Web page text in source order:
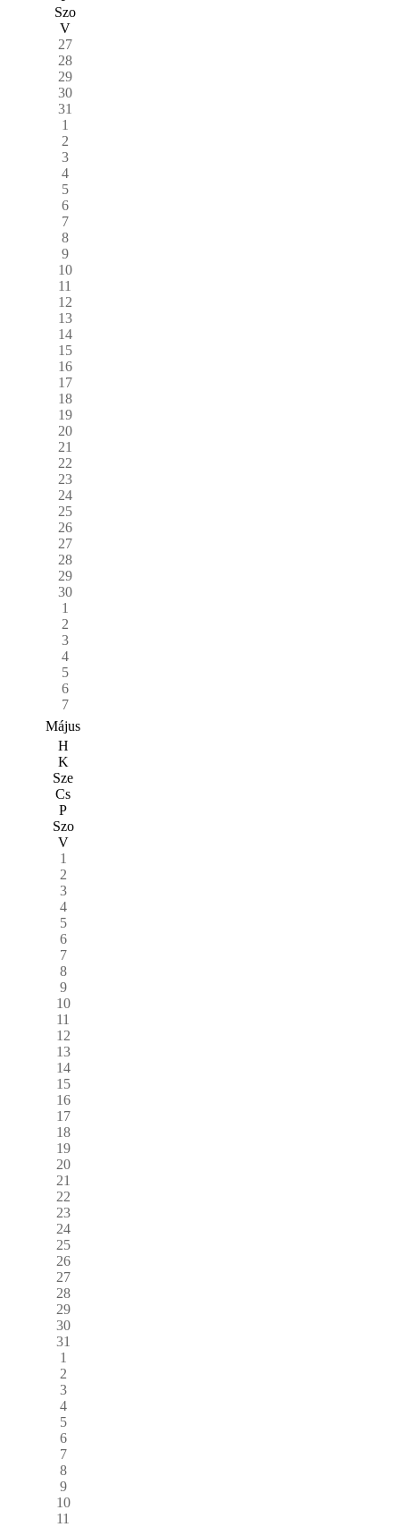
Szo
V
27
28
29
30
31
1
2
3
4
5
6
7
8
9
10
11
12
13
14
15
16
17
18
19
20
21
22
23
24
25
26
27
28
29
30
1
2
3
4
5
6
7
Május
H
K
Sze
Cs
P
Szo
V
1
2
3
4
5
6
7
8
9
10
11
12
13
14
15
16
17
18
19
20
21
22
23
24
25
26
27
28
29
30
31
1
2
3
4
5
6
7
8
9
10
11